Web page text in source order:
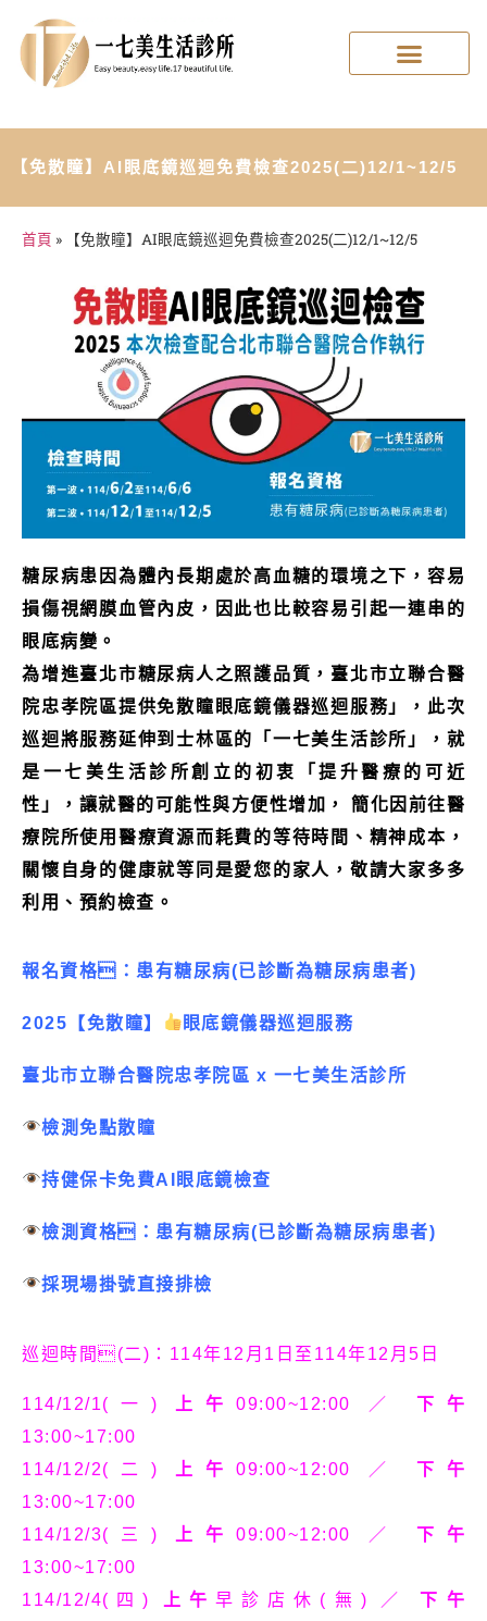
【免散瞳】AI眼底鏡巡迴免費檢查2025(二)12/1~12/5
首頁 » 【免散瞳】AI眼底鏡巡迴免費檢查2025(二)12/1~12/5
糖尿病患因為體內長期處於高血糖的環境之下，容易
損傷視網膜血管內皮，因此也比較容易引起一連串的
眼底病變。
為增進臺北市糖尿病人之照護品質，臺北市立聯合醫
院忠孝院區提供免散瞳眼底鏡儀器巡迴服務」，此次
巡迴將服務延伸到士林區的「一七美生活診所」，就
是 一七美生活診所創立的初衷
「提升醫療的可近
性」，讓就醫的可能性與方便性增加， 簡化因前往醫
療院所使用醫療資源而耗費的等待時間、精神成本，
關懷自身的健康就等同是愛您的家人，敬請大家多多
利用、預約檢查。
報名資格：患有糖尿病(已診斷為糖尿病患者)
2025【免散瞳】 眼底鏡儀器巡迴服務
臺北市立聯合醫院忠孝院區 x 一七美生活診所
檢測免點散瞳
持健保卡免費AI眼底鏡檢查
檢測資格：患有糖尿病(已診斷為糖尿病患者)
採現場掛號直接排檢
巡迴時間(二)：114年12月1日至114年12月5日
114/12/1(一) 上午09:00~12:00 ／ 下午
13:00~17:00
114/12/2(二)
上午09:00~12:00 ／ 下午
13:00~17:00
114/12/3(三)
上午09:00~12:00 ／ 下午
13:00~17:00
114/12/4(四)
上午早診店休(無) ／下午